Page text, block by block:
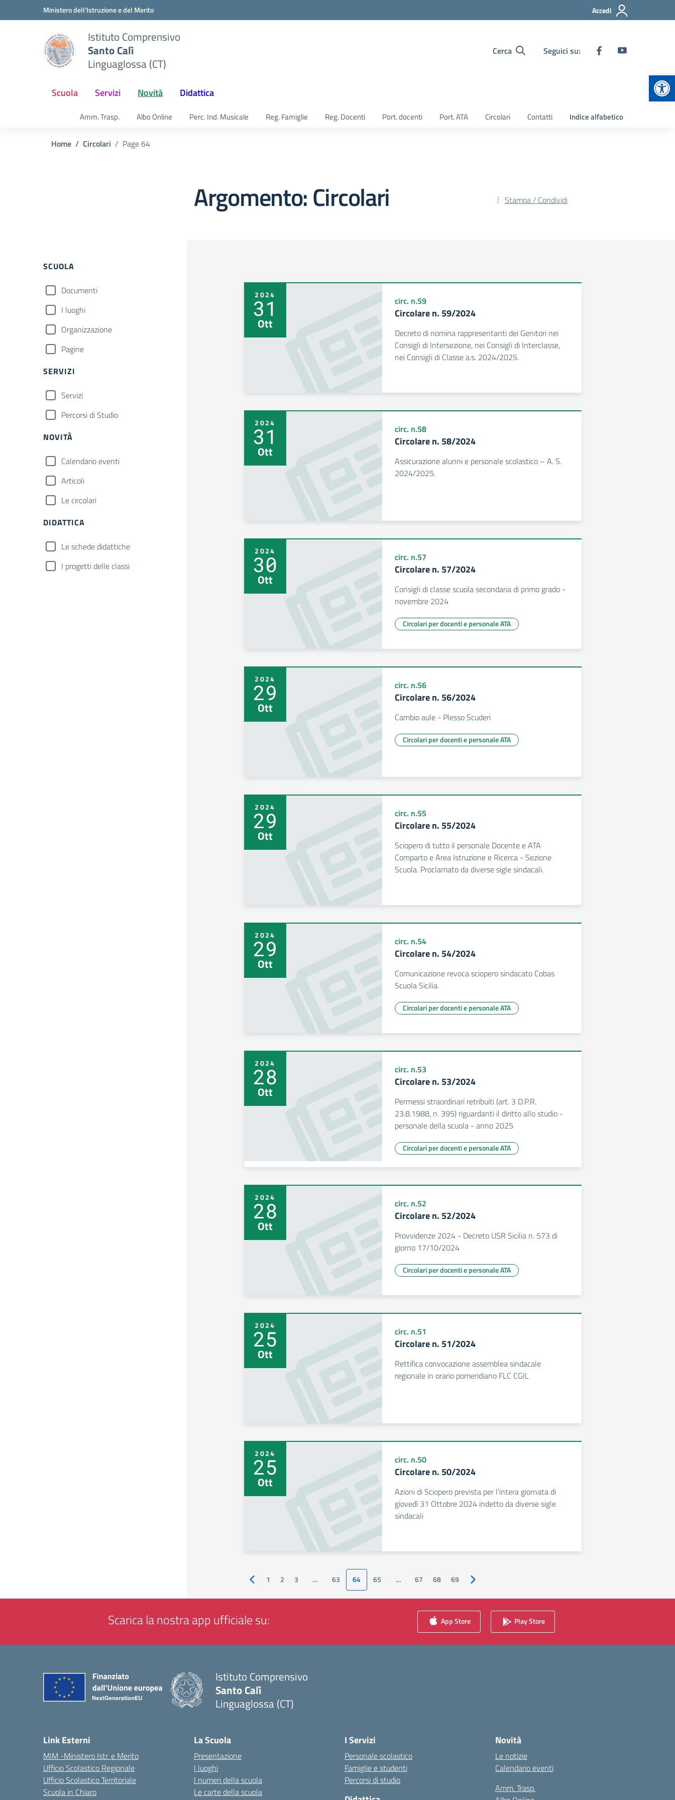
Vai ai contenuti
Vai al menu di navigazioneMinistero dell'Istruzione e del Merito Accedi
Istituto Comprensivo
Santo Calì
Linguaglossa (CT)
Cerca Seguici su:
Scuola Servizi Novità Didattica
Amm. Trasp. Albo Online Perc. Ind. Musicale Reg. Famiglie Reg. Docenti Port. docenti Port. ATA Circolari Contatti Indice alfabetico
Home Circolari Page 64
Argomento: Circolari Stampa / Condividi
Filtri
SCUOLA
Documenti
I luoghi
Organizzazione
Pagine
SERVIZI
Servizi
Percorsi di Studio
NOVITÀ
Calendario eventi
Articoli
Le circolari
DIDATTICA
Le schede didattiche
I progetti delle classi
2024
31
Ott
circ. n.59
Circolare n. 59/2024
Decreto di nomina rappresentanti dei Genitori nei
Consigli di Intersezione, nei Consigli di Interclasse,
nei Consigli di Classe a.s. 2024/2025.
2024
31
Ott
circ. n.58
Circolare n. 58/2024
Assicurazione alunni e personale scolastico – A. S.
2024/2025.
2024
30
Ott
circ. n.57
Circolare n. 57/2024
Consigli di classe scuola secondaria di primo grado -
novembre 2024
Circolari per docenti e personale ATA
2024
29
Ott
circ. n.56
Circolare n. 56/2024
Cambio aule - Plesso Scuderi
Circolari per docenti e personale ATA
2024
29
Ott
circ. n.55
Circolare n. 55/2024
Sciopero di tutto il personale Docente e ATA
Comparto e Area Istruzione e Ricerca - Sezione
Scuola. Proclamato da diverse sigle sindacali.
2024
29
Ott
circ. n.54
Circolare n. 54/2024
Comunicazione revoca sciopero sindacato Cobas
Scuola Sicilia.
Circolari per docenti e personale ATA
2024
28
Ott
circ. n.53
Circolare n. 53/2024
Permessi straordinari retribuiti (art. 3 D.P.R.
23.8.1988, n. 395) riguardanti il diritto allo studio -
personale della scuola - anno 2025
Circolari per docenti e personale ATA
2024
28
Ott
circ. n.52
Circolare n. 52/2024
Provvidenze 2024 - Decreto USR Sicilia n. 573 di
giorno 17/10/2024
Circolari per docenti e personale ATA
2024
25
Ott
circ. n.51
Circolare n. 51/2024
Rettifica convocazione assemblea sindacale
regionale in orario pomeridiano FLC CGIL
2024
25
Ott
circ. n.50
Circolare n. 50/2024
Azioni di Sciopero prevista per l’intera giornata di
giovedì 31 Ottobre 2024 indetto da diverse sigle
sindacali
Pagina precedente
1 2 3 … 63 64 65 … 67 68 69 Pagina successiva
Scarica la nostra app ufficiale su: App Store Play Store
Istituto Comprensivo
Santo Calì
Linguaglossa (CT)
Link Esterni
MIM -Ministero Istr. e Merito
Ufficio Scolastico Regionale
Ufficio Scolastico Territoriale
Scuola in Chiaro
La Scuola
Presentazione
I luoghi
I numeri della scuola
Le carte della scuola
I Servizi
Personale scolastico
Famiglie e studenti
Percorsi di studio
Novità
Le notizie
Calendario eventi
Amm. Trasp.